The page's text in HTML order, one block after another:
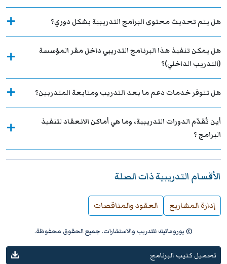
هل يتم تحديث محتوى البرامج التدريبية بشكل دوري؟
هل يمكن تنفيذ هذا البرنامج التدريبي داخل مقر المؤسسة
(التدريب الداخلي)؟
هل تتوفر خدمات دعم ما بعد التدريب ومتابعة المتدربين؟
أين تُقدّم الدورات التدريبية، وما هي أماكن الانعقاد لتنفيذ
البرامج ؟
الأقسام التدريبية ذات الصلة
إدارة المشاريع العقود والمناقصات
© يوروماتيك للتدريب والاستشارات. جميع الحقوق محفوظة.
تحميل كتيب البرنامج